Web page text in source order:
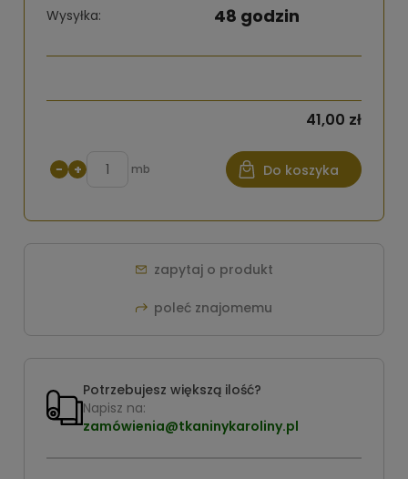
Wysyłka: 48 godzin
41,00 zł
− + mb Do koszyka
zapytaj o produkt
poleć znajomemu
Potrzebujesz większą ilość?
Napisz na:
zamówienia@tkaninykaroliny.pl